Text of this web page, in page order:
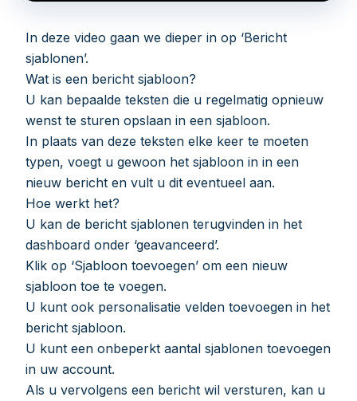
In deze video gaan we dieper in op ‘Bericht
sjablonen’.
Wat is een bericht sjabloon?
U kan bepaalde teksten die u regelmatig opnieuw
wenst te sturen opslaan in een sjabloon.
In plaats van deze teksten elke keer te moeten
typen, voegt u gewoon het sjabloon in in een
nieuw bericht en vult u dit eventueel aan.
Hoe werkt het?
U kan de bericht sjablonen terugvinden in het
dashboard onder ‘geavanceerd’.
Klik op ‘Sjabloon toevoegen’ om een nieuw
sjabloon toe te voegen.
U kunt ook personalisatie velden toevoegen in het
bericht sjabloon.
U kunt een onbeperkt aantal sjablonen toevoegen
in uw account.
Als u vervolgens een bericht wil versturen, kan u